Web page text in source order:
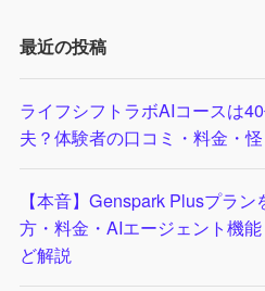
最近の投稿
ライフシフトラボAIコースは
夫？体験者の口コミ・料金・
【本音】Genspark Plusプラ
方・料金・AIエージェント機
ど解説